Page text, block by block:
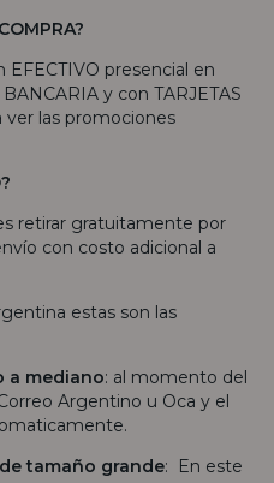
presencial en
y con TARJETAS
ver las promociones
retirar gratuitamente por
con costo adicional a
estas son las
a mediano: al momento del
Argentino u Oca y el
tamaño grande: En este